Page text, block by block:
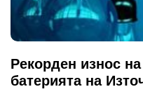
Рекорден износ
батерията на